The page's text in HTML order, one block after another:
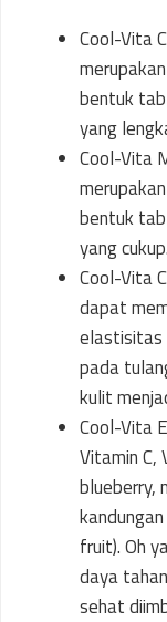
Cool-Vita
bentuk
yang
Cool-Vita
bentuk
yang cukup.
Cool-Vita
dapat
elastisitas
pada
kulit
Cool-Vita
Vitamin C,
blueberry,
fruit). Oh
daya
sehat